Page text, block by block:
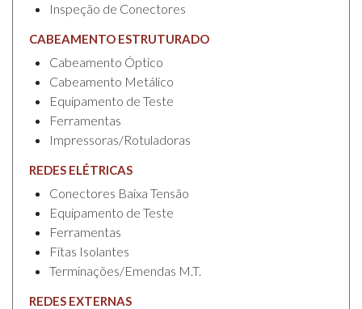
Inspeção de Conectores
CABEAMENTO ESTRUTURADO
Cabeamento Óptico
Cabeamento Metálico
Equipamento de Teste
Ferramentas
Impressoras/Rotuladoras
REDES ELÉTRICAS
Conectores Baixa Tensão
Equipamento de Teste
Ferramentas
Fitas Isolantes
Terminações/Emendas M.T.
REDES EXTERNAS